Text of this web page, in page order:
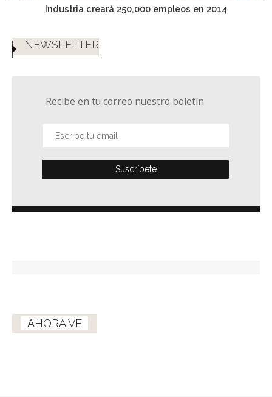
Industria creará 250,000 empleos en 2014
NEWSLETTER
Recibe en tu correo nuestro boletín
AHORA VE